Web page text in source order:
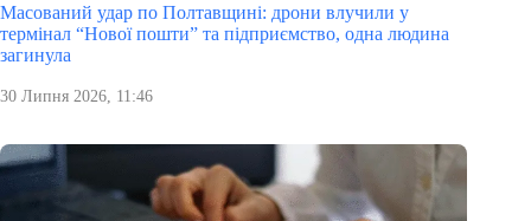
Масований удар по Полтавщині: дрони влучили у
термінал “Нової пошти” та підприємство, одна людина
загинула
30 Липня 2026, 11:46